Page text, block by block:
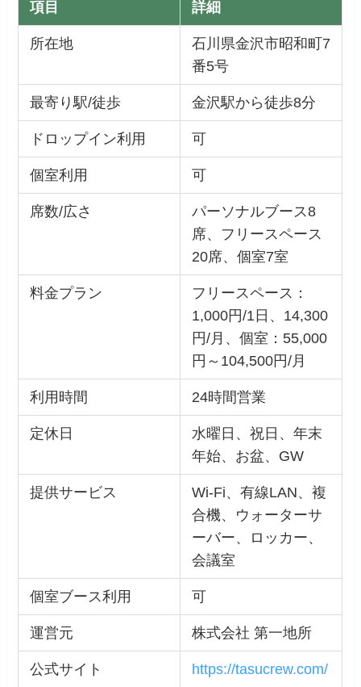
項目 詳細
所在地
石川県金沢市昭和町7
番5号
最寄り駅/徒歩 金沢駅から徒歩8分
ドロップイン利用 可
個室利用 可
席数/広さ
パーソナルブース8
席、フリースペース
20席、個室7室
料金プラン
フリースペース：
1,000円/1日、14,300
円/月、個室：55,000
円～104,500円/月
利用時間 24時間営業
定休日
水曜日、祝日、年末
年始、お盆、GW
提供サービス
Wi-Fi、有線LAN、複
合機、ウォーターサ
ーバー、ロッカー、
会議室
個室ブース利用 可
運営元 株式会社 第一地所
公式サイト https://tasucrew.com/